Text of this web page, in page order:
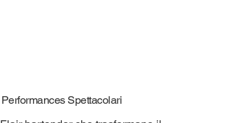
Performances Spettacolari